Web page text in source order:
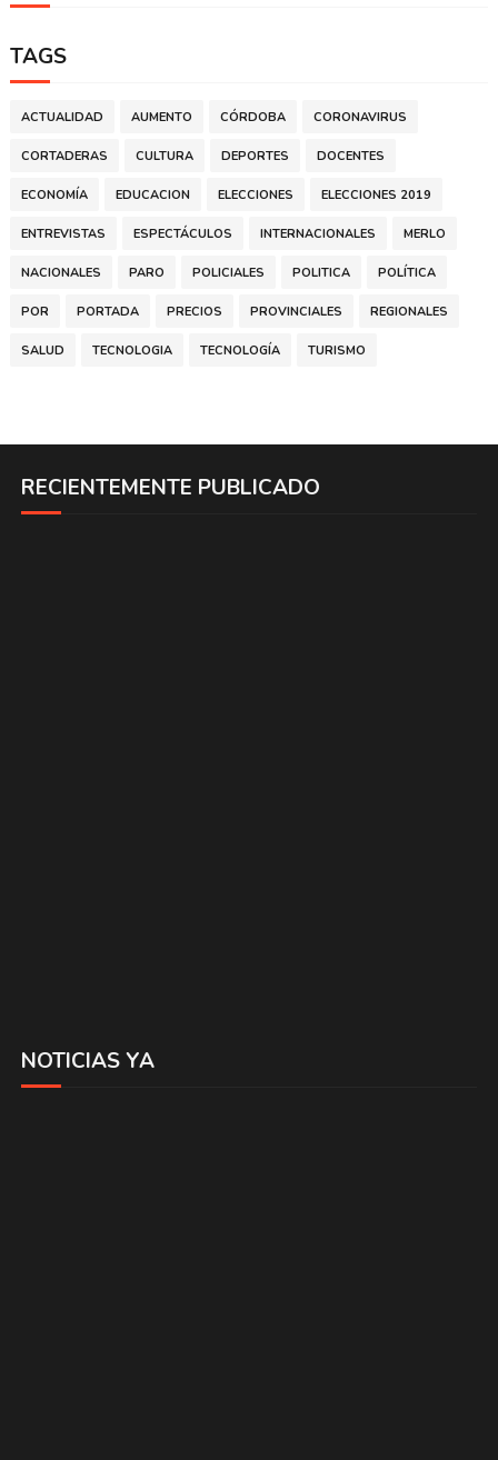
TAGS
ACTUALIDAD AUMENTO CÓRDOBA CORONAVIRUS
CORTADERAS CULTURA DEPORTES DOCENTES
ECONOMÍA EDUCACION ELECCIONES ELECCIONES 2019
ENTREVISTAS ESPECTÁCULOS INTERNACIONALES MERLO
NACIONALES PARO POLICIALES POLITICA POLÍTICA
POR PORTADA PRECIOS PROVINCIALES REGIONALES
SALUD TECNOLOGIA TECNOLOGÍA TURISMO
RECIENTEMENTE PUBLICADO
NOTICIAS YA